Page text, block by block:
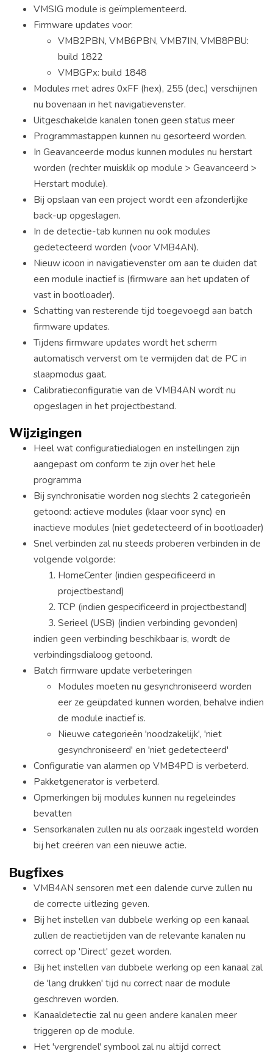
VMSIG module is geïmplementeerd.
Firmware updates voor:
VMB2PBN, VMB6PBN, VMB7IN, VMB8PBU:
build 1822
VMBGPx: build 1848
Modules met adres 0xFF (hex), 255 (dec.) verschijnen
nu bovenaan in het navigatievenster.
Uitgeschakelde kanalen tonen geen status meer
Programmastappen kunnen nu gesorteerd worden.
In Geavanceerde modus kunnen modules nu herstart
worden (rechter muisklik op module > Geavanceerd >
Herstart module).
Bij opslaan van een project wordt een afzonderlijke
back-up opgeslagen.
In de detectie-tab kunnen nu ook modules
gedetecteerd worden (voor VMB4AN).
Nieuw icoon in navigatievenster om aan te duiden dat
een module inactief is (firmware aan het updaten of
vast in bootloader).
Schatting van resterende tijd toegevoegd aan batch
firmware updates.
Tijdens firmware updates wordt het scherm
automatisch ververst om te vermijden dat de PC in
slaapmodus gaat.
Calibratieconfiguratie van de VMB4AN wordt nu
opgeslagen in het projectbestand.
Wijzigingen
Heel wat configuratiedialogen en instellingen zijn
aangepast om conform te zijn over het hele
programma
Bij synchronisatie worden nog slechts 2 categorieën
getoond: actieve modules (klaar voor sync) en
inactieve modules (niet gedetecteerd of in bootloader)
Snel verbinden zal nu steeds proberen verbinden in de
volgende volgorde:
HomeCenter (indien gespecificeerd in
projectbestand)
TCP (indien gespecificeerd in projectbestand)
Serieel (USB) (indien verbinding gevonden)
indien geen verbinding beschikbaar is, wordt de
verbindingsdialoog getoond.
Batch firmware update verbeteringen
Modules moeten nu gesynchroniseerd worden
eer ze geüpdated kunnen worden, behalve indien
de module inactief is.
Nieuwe categorieën 'noodzakelijk', 'niet
gesynchroniseerd' en 'niet gedetecteerd'
Configuratie van alarmen op VMB4PD is verbeterd.
Pakketgenerator is verbeterd.
Opmerkingen bij modules kunnen nu regeleindes
bevatten
Sensorkanalen zullen nu als oorzaak ingesteld worden
bij het creëren van een nieuwe actie.
Bugfixes
VMB4AN sensoren met een dalende curve zullen nu
de correcte uitlezing geven.
Bij het instellen van dubbele werking op een kanaal
zullen de reactietijden van de relevante kanalen nu
correct op 'Direct' gezet worden.
Bij het instellen van dubbele werking op een kanaal zal
de 'lang drukken' tijd nu correct naar de module
geschreven worden.
Kanaaldetectie zal nu geen andere kanalen meer
triggeren op de module.
Het 'vergrendel' symbool zal nu altijd correct